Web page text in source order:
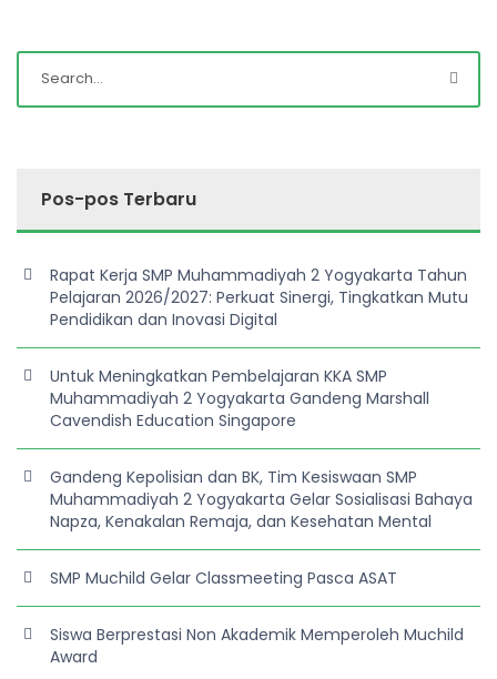
Pos-pos Terbaru
Rapat Kerja SMP Muhammadiyah 2 Yogyakarta Tahun
Pelajaran 2026/2027: Perkuat Sinergi, Tingkatkan Mutu
Pendidikan dan Inovasi Digital
Untuk Meningkatkan Pembelajaran KKA SMP
Muhammadiyah 2 Yogyakarta Gandeng Marshall
Cavendish Education Singapore
Gandeng Kepolisian dan BK, Tim Kesiswaan SMP
Muhammadiyah 2 Yogyakarta Gelar Sosialisasi Bahaya
Napza, Kenakalan Remaja, dan Kesehatan Mental
SMP Muchild Gelar Classmeeting Pasca ASAT
Siswa Berprestasi Non Akademik Memperoleh Muchild
Award